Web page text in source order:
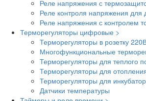
Реле напряжения с
Реле контроля напряжения для
Реле напряжения с контролем
Терморегуляторы цифровые >
Терморегуляторы в розетку
Многофункциональные
Терморегуляторы для теплого
Терморегуляторы для
Терморегуляторы для
Датчики температуры